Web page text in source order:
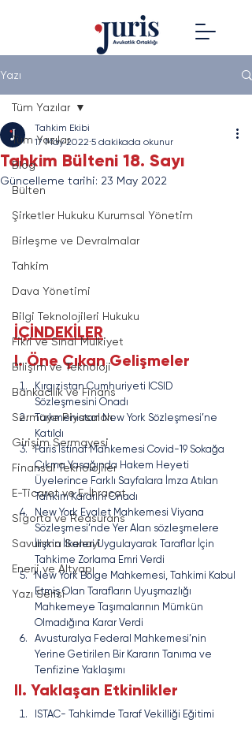
Yazı
Tüm Yazılar
Blog
Bülten
Şirketler Hukuku Kurumsal Yönetim
Birleşme ve Devralmalar
Tahkim
Dava Yönetimi
Bilgi Teknolojileri Hukuku
Fikri ve Sınai Mülkiyet
Bilişim ve Teknoloji
Bankacılık ve Finans
Sermaye Piyasaları
Girişim Sermayesi
Finansal Teknolojiler
E-Ticaret ve E-İhracat
Sigorta ve Reasürans
Savunma Sanayi
Enerji ve Altyapı
Yazı Serisi
Tüm Yazılar
Tahkim Bülteni 18. Sayı
Tahkim Ekibi
17 May 2022 5 dakikada okunur
Güncelleme tarihi: 23 May 2022
İÇİNDEKİLER
I. Öne Çıkan Gelişmeler
Kırgızistan Cumhuriyeti ICSID
Sözleşmesini Onadı
Türkmenistan New York Sözleşmesi’ne
Katıldı
Paris İstinaf Mahkemesi Covid-19 Sokağa
Çıkma Yasağında Hakem Heyeti
Üyelerince Farklı Sayfalara İmza Atılan
Tahkim Kararını Onadı
New York Eyalet Mahkemesi Viyana
Sözleşmesi’nde Yer Alan sözleşmelere
İlişkin İlkeleri Uygulayarak Taraflar İçin
Tahkime Zorlama Emri Verdi
New York Bölge Mahkemesi, Tahkimi Kabul
Etmiş Olan Tarafların Uyuşmazlığı
Mahkemeye Taşımalarının Mümkün
Olmadığına Karar Verdi
Avusturalya Federal Mahkemesi’nin
Yerine Getirilen Bir Kararın Tanıma ve
Tenfizine Yaklaşımı
II. Yaklaşan Etkinlikler
ISTAC- Tahkimde Taraf Vekilliği Eğitimi